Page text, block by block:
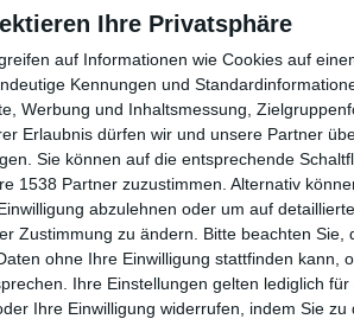
Ihre Privatsphäre
auf Informationen wie Cookies auf
Kennungen und
Werbung und Inhaltsmessung,
Erlaubnis dürfen wir und unsere Partner
Sie können auf die entsprechende
1538 Partner zuzustimmen. Alternativ
abzulehnen oder um auf
Zustimmung zu ändern.
Bitte beachten Sie,
ohne Ihre Einwilligung stattfinden kann,
Ihre Einstellungen gelten lediglich
Ihre Einwilligung widerrufen, indem Sie zu
Zu den Favoriten hinzufügen
Zimmer mit Schaukel